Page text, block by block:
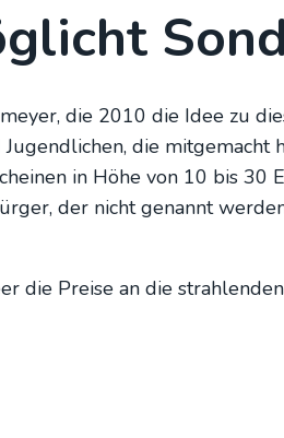
die 2010 die Idee zu
die
in Höhe von 10 bis 30
der nicht genannt
die Prei­se an die